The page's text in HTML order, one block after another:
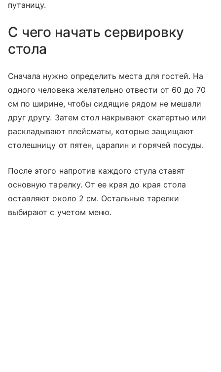
путаницу.
С чего начать сервировку
стола
Сначала нужно определить места для гостей. На
одного человека желательно отвести от 60 до 70
см по ширине, чтобы сидящие рядом не мешали
друг другу. Затем стол накрывают скатертью или
раскладывают плейсматы, которые защищают
столешницу от пятен, царапин и горячей посуды.
После этого напротив каждого стула ставят
основную тарелку. От ее края до края стола
оставляют около 2 см. Остальные тарелки
выбирают с учетом меню.